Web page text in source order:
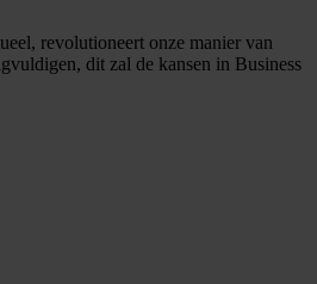
revolutioneert onze manier van
dit zal de kansen in Business